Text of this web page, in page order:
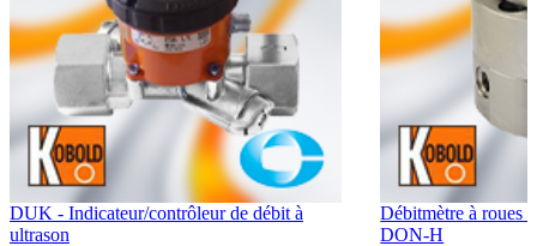
DUK - Indicateur/contrôleur de débit à
ultrason
Débitmètre à roues
DON-H